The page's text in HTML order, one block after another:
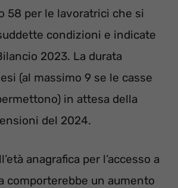
58 per le lavoratrici che si
condizioni e indicate
2023. La durata
(al massimo 9 se le casse
in attesa della
del 2024.
anagrafica per l’accesso a
comporterebbe un aumento